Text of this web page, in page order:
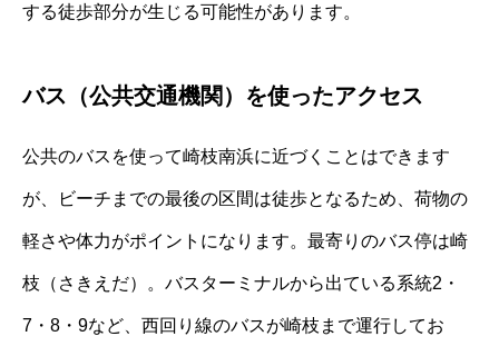
する徒歩部分が生じる可能性があります。
バス（公共交通機関）を使ったアクセス
公共のバスを使って崎枝南浜に近づくことはできます
が、ビーチまでの最後の区間は徒歩となるため、荷物の
軽さや体力がポイントになります。最寄りのバス停は崎
枝（さきえだ）。バスターミナルから出ている系統2・
7・8・9など、西回り線のバスが崎枝まで運行してお